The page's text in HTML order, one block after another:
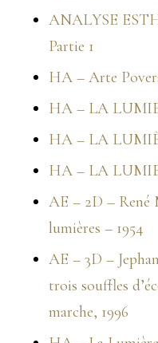
ANALYSE
Partie 1
HA – Arte
HA – LA
HA – LA
HA – LA
AE – 2D – René
lumières – 1954
AE – 3D –
trois souffles
marche, 1996